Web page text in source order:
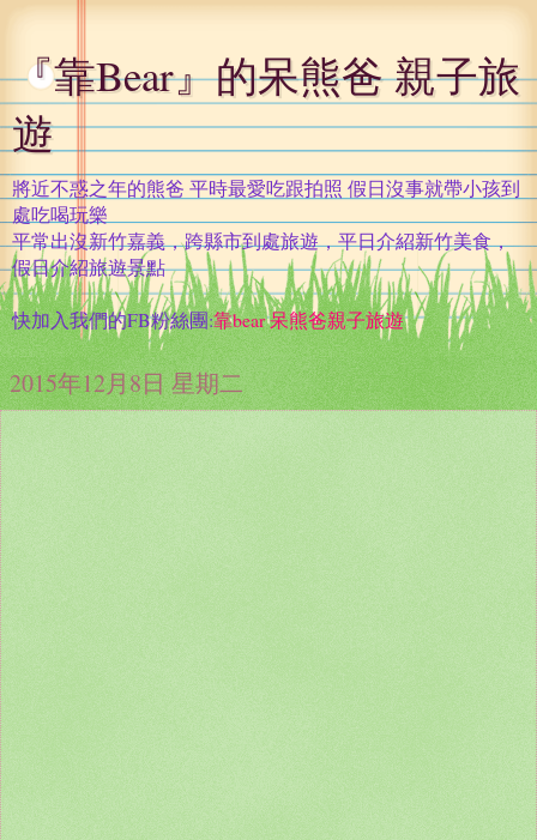
『靠Bear』的呆熊爸 親子旅
遊
將近不惑之年的熊爸 平時最愛吃跟拍照 假日沒事就帶小孩到
處吃喝玩樂
平常出沒新竹嘉義，跨縣市到處旅遊，平日介紹新竹美食，
假日介紹旅遊景點
快加入我們的FB粉絲團:靠bear 呆熊爸親子旅遊
2015年12月8日 星期二